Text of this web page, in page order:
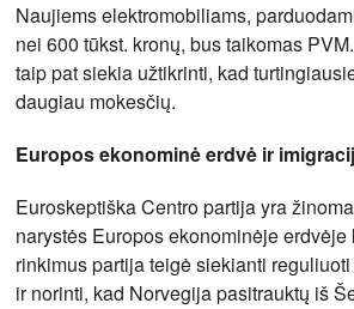
Naujiems elektromobiliams,
nei 600 tūkst. kronų, bus taikomas
taip pat siekia užtikrinti, kad
daugiau mokesčių.
Europos ekonominė erdvė ir
Euroskeptiška Centro partija yra
narystės Europos ekonominėje erdvėje
rinkimus partija teigė siekianti
ir norinti, kad Norvegija pasitrauktų iš